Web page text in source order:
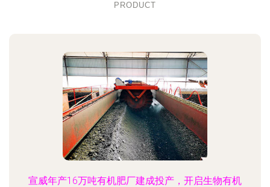
PRODUCT
宣威年产16万吨有机肥厂建成投产，开启生物有机